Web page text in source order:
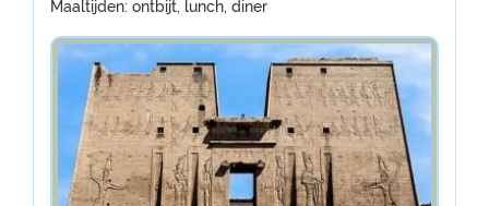
Maaltijden: ontbijt, lunch, diner